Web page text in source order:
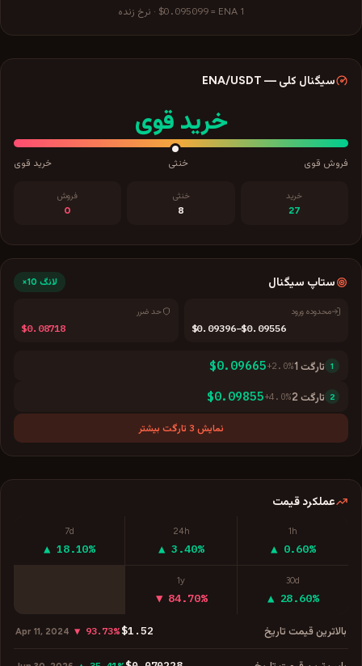
1
ENA
=
$0.095099
· نرخ زنده
سیگنال کلی —
ENA/USDT
خرید قوی
فروش قوی خنثی خرید قوی
خرید
27
خنثی
8
فروش
0
ستاپ سیگنال لانگ 10×
محدوده ورود
$0.09396–$0.09556
حد ضرر
$0.08718
1 تارگت 1
+2.0%
$0.09665
2 تارگت 2
+4.0%
$0.09855
نمایش 3 تارگت بیشتر
عملکرد قیمت
1h
▲ 0.60%
24h
▲ 3.40%
7d
▲ 18.10%
30d
▲ 28.60%
1y
▼ 84.70%
بالاترین قیمت تاریخ $1.52
▼ 93.73%
Apr 11, 2024